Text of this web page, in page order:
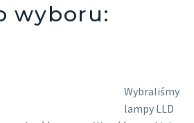
wyboru:
Wybraliśmy
lampy LLD